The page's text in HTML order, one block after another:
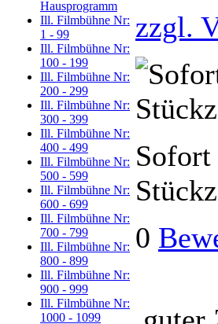
Hausprogramm
Ill. Filmbühne Nr:
1 - 99
Ill. Filmbühne Nr:
100 - 199
Ill. Filmbühne Nr:
200 - 299
Ill. Filmbühne Nr:
300 - 399
Ill. Filmbühne Nr:
400 - 499
Ill. Filmbühne Nr:
500 - 599
Ill. Filmbühne Nr:
600 - 699
Ill. Filmbühne Nr:
700 - 799
Ill. Filmbühne Nr:
800 - 899
Ill. Filmbühne Nr:
900 - 999
Ill. Filmbühne Nr:
1000 - 1099
zzgl.
Sofort
0